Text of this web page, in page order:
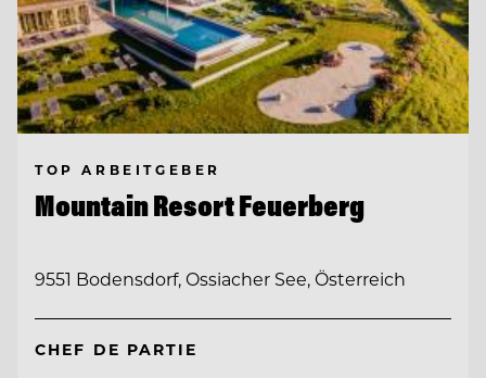
TOP ARBEITGEBER
Mountain Resort Feuerberg
9551 Bodensdorf, Ossiacher See, Österreich
CHEF DE PARTIE